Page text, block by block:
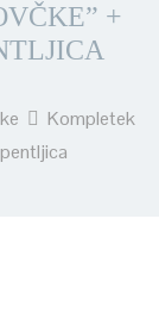
+
Kompletek